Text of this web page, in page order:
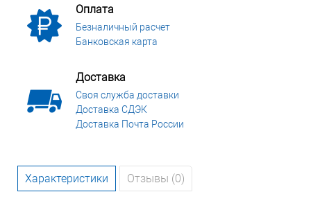
Оплата
Безналичный расчет
Банковская карта
Доставка
Своя служба доставки
Доставка СДЭК
Доставка Почта России
Характеристики Отзывы (0)